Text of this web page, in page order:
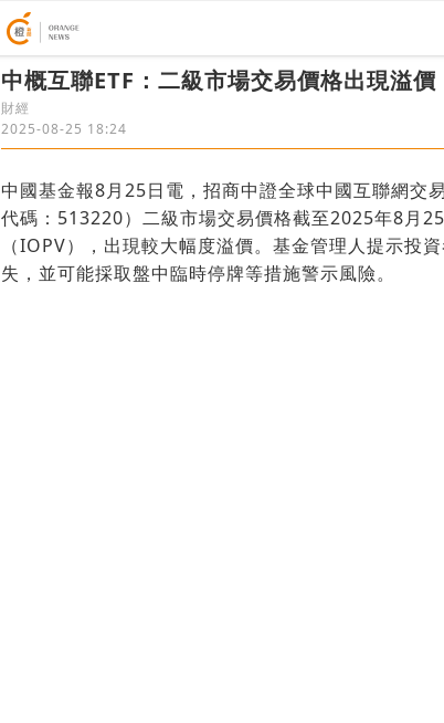
中概互聯ETF：二級市場交易價格出現溢價
財經
2025-08-25 18:24
中國基金報8月25日電，招商中證全球中國互聯網交
代碼：513220）二級市場交易價格截至2025年8月
（IOPV），出現較大幅度溢價。基金管理人提示投
失，並可能採取盤中臨時停牌等措施警示風險。